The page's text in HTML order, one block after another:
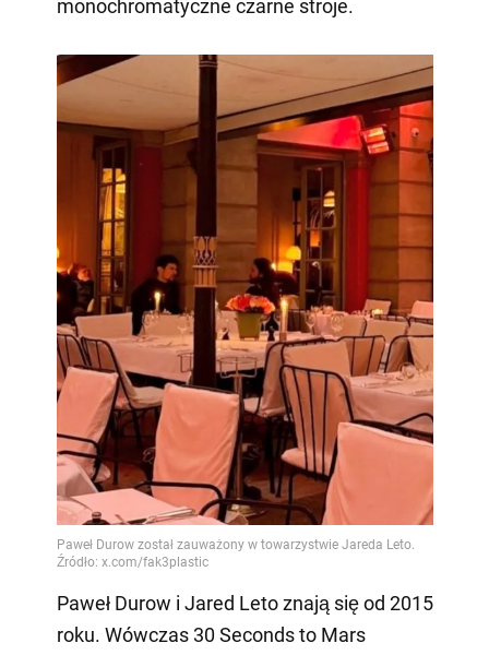
monochromatyczne czarne stroje.
Paweł Durow i Jared Leto znają się od 2015
roku. Wówczas 30 Seconds to Mars